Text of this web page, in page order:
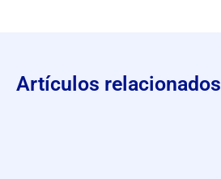
Artículos relacionados